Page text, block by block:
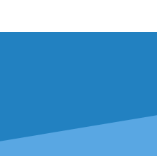
Se Connecter